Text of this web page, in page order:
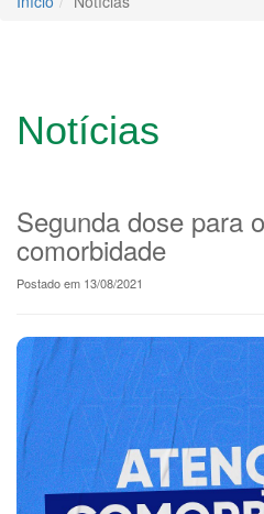
Notícias
Segunda dose para
comorbidade
Postado em 13/08/2021